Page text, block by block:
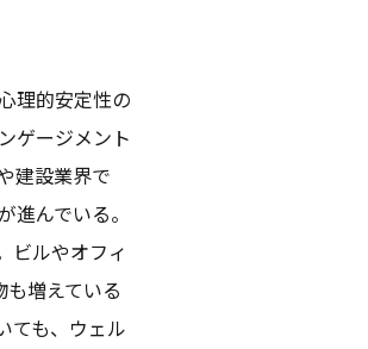
理的安定性の
ゲージメント
建設業界で
んでいる。
ビルやオフィ
増えている
ても、ウェル